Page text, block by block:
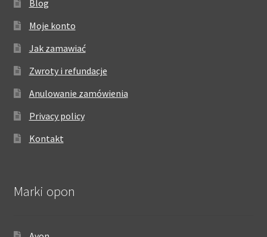
Blog
Moje konto
Jak zamawiać
Zwroty i refundacje
Anulowanie zamówienia
Privacy policy
Kontakt
Marki opon